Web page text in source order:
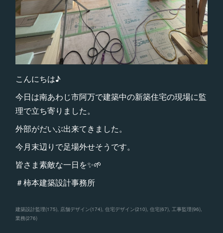
こんにちは♪
今日は南あわじ市阿万で建築中の新築住宅の現場に監
理で立ち寄りました。
外部がだいぶ出来てきました。
今月末辺りで足場外せそうです。
皆さま素敵な一日を✨🌱
＃柿本建築設計事務所
建築設計監理(175) 店舗デザイン(174) 住宅デザイン(210) 住宅(67) 工事監理(96)
業務(276)